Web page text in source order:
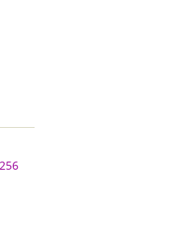
256